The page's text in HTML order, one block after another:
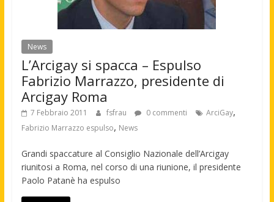
News
L’Arcigay si spacca – Espulso
Fabrizio Marrazzo, presidente di
Arcigay Roma
7 Febbraio 2011 fsfrau 0 commenti ArciGay,
Fabrizio Marrazzo espulso, News
Grandi spaccature al Consiglio Nazionale dell’Arcigay
riunitosi a Roma, nel corso di una riunione, il presidente
Paolo Patanè ha espulso